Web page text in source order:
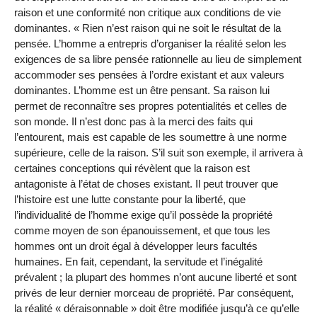
raison et une conformité non critique aux conditions de vie
dominantes. « Rien n’est raison qui ne soit le résultat de la
pensée. L’homme a entrepris d’organiser la réalité selon les
exigences de sa libre pensée rationnelle au lieu de simplement
accommoder ses pensées à l’ordre existant et aux valeurs
dominantes. L’homme est un être pensant. Sa raison lui
permet de reconnaître ses propres potentialités et celles de
son monde. Il n’est donc pas à la merci des faits qui
l’entourent, mais est capable de les soumettre à une norme
supérieure, celle de la raison. S’il suit son exemple, il arrivera à
certaines conceptions qui révèlent que la raison est
antagoniste à l’état de choses existant. Il peut trouver que
l’histoire est une lutte constante pour la liberté, que
l’individualité de l’homme exige qu’il possède la propriété
comme moyen de son épanouissement, et que tous les
hommes ont un droit égal à développer leurs facultés
humaines. En fait, cependant, la servitude et l’inégalité
prévalent ; la plupart des hommes n’ont aucune liberté et sont
privés de leur dernier morceau de propriété. Par conséquent,
la réalité « déraisonnable » doit être modifiée jusqu’à ce qu’elle